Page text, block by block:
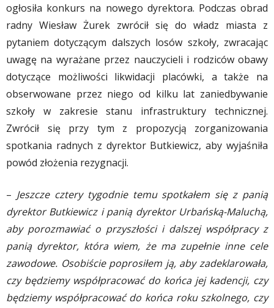
ogłosiła konkurs na nowego dyrektora. Podczas obrad
radny Wiesław Żurek zwrócił się do władz miasta z
pytaniem dotyczącym dalszych losów szkoły, zwracając
uwagę na wyrażane przez nauczycieli i rodziców obawy
dotyczące możliwości likwidacji placówki, a także na
obserwowane przez niego od kilku lat zaniedbywanie
szkoły w zakresie stanu infrastruktury technicznej.
Zwrócił się przy tym z propozycją zorganizowania
spotkania radnych z dyrektor Butkiewicz, aby wyjaśniła
powód złożenia rezygnacji.
– Jeszcze cztery tygodnie temu spotkałem się z panią
dyrektor Butkiewicz i panią dyrektor Urbańską-Maluchą,
aby porozmawiać o przyszłości i dalszej współpracy z
panią dyrektor, która wiem, że ma zupełnie inne cele
zawodowe. Osobiście poprosiłem ją, aby zadeklarowała,
czy będziemy współpracować do końca jej kadencji, czy
będziemy współpracować do końca roku szkolnego, czy